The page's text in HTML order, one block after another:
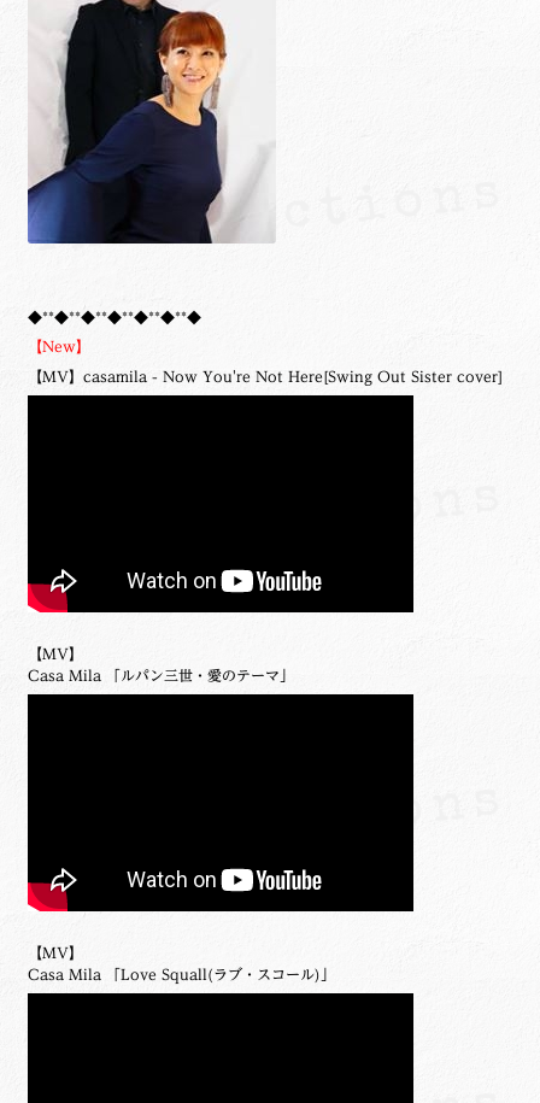
◆**◆**◆**◆**◆**◆**◆
【New】
【MV】casamila - Now You're Not Here[Swing Out Sister cover]
【MV】
Casa Mila 「ルパン三世・愛のテーマ」
【MV】
Casa Mila 「Love Squall(ラブ・スコール)」